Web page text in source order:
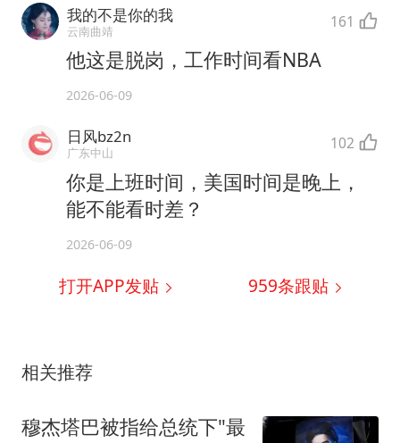
我的不是你的我
云南曲靖 161
他这是脱岗，工作时间看NBA
2026-06-09
日风bz2n
广东中山 102
你是上班时间，美国时间是晚上，
能不能看时差？
2026-06-09
打开APP发贴 959条跟贴
相关推荐
穆杰塔巴被指给总统下"最